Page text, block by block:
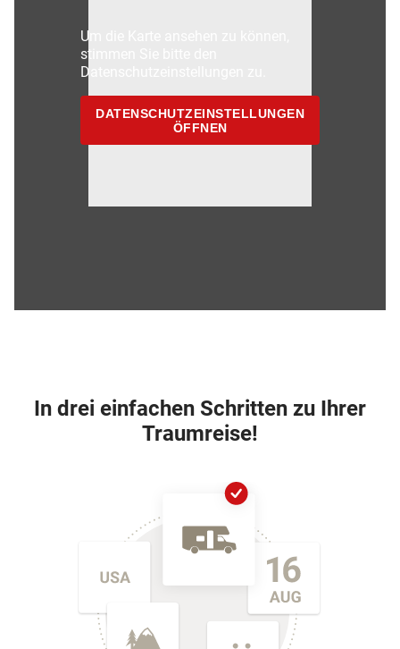
Um die Karte ansehen zu können,
stimmen Sie bitte den
Datenschutzeinstellungen zu.
DATENSCHUTZEINSTELLUNGEN
ÖFFNEN
In drei einfachen Schritten zu Ihrer
Traumreise!